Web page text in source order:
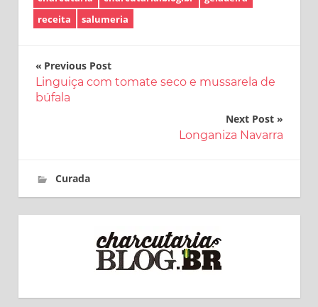
receita
salumeria
Navegação
de
Previous Post
Linguiça com tomate seco e mussarela de
búfala
Next Post
Longaniza Navarra
16 de fevereiro de 2017
charcutaria.blog.br
Curada